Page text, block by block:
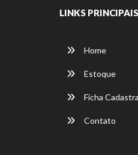
LINKS PRINCIPAIS
Home
Estoque
Ficha
Contato